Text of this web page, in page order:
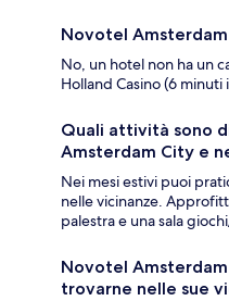
Novotel
No, un hotel non ha un
Holland Casino (6 minuti
Quali attività sono
Amsterdam City e
Nei mesi estivi puoi
nelle vicinanze.
palestra e una sala
Novotel
trovarne nelle sue